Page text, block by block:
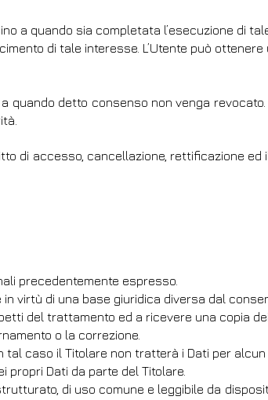
a quando sia completata l’esecuzione di
di tale interesse. L’Utente può
quando detto consenso non venga
di accesso, cancellazione, rettificazione
precedentemente espresso.
virtù di una base giuridica diversa dal
del trattamento ed a ricevere una copia
o la correzione.
tal caso il Titolare non tratterà i Dati per
propri Dati da parte del Titolare.
di uso comune e leggibile da